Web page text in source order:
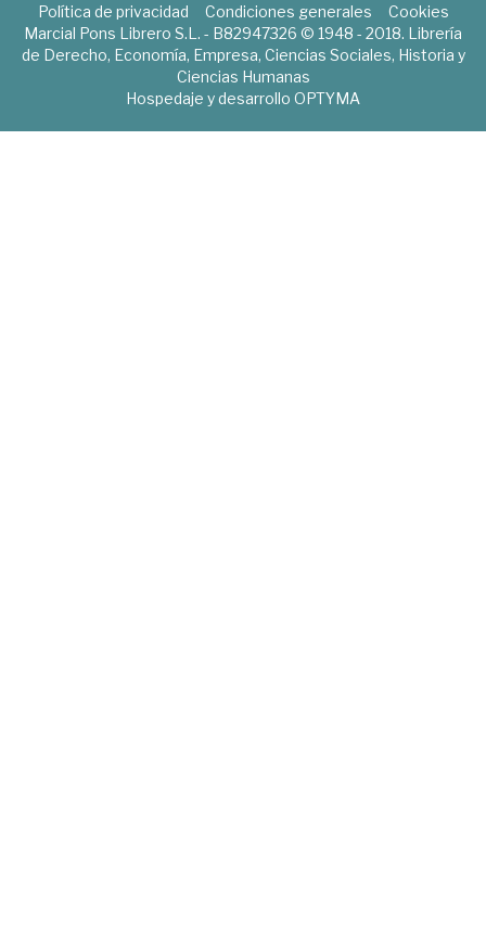
Política de privacidad Condiciones generales
Cookies
Marcial Pons Librero S.L. - B82947326 © 1948 - 2018. Librería
de Derecho, Economía, Empresa, Ciencias Sociales, Historia y
Ciencias Humanas
Hospedaje y desarrollo OPTYMA